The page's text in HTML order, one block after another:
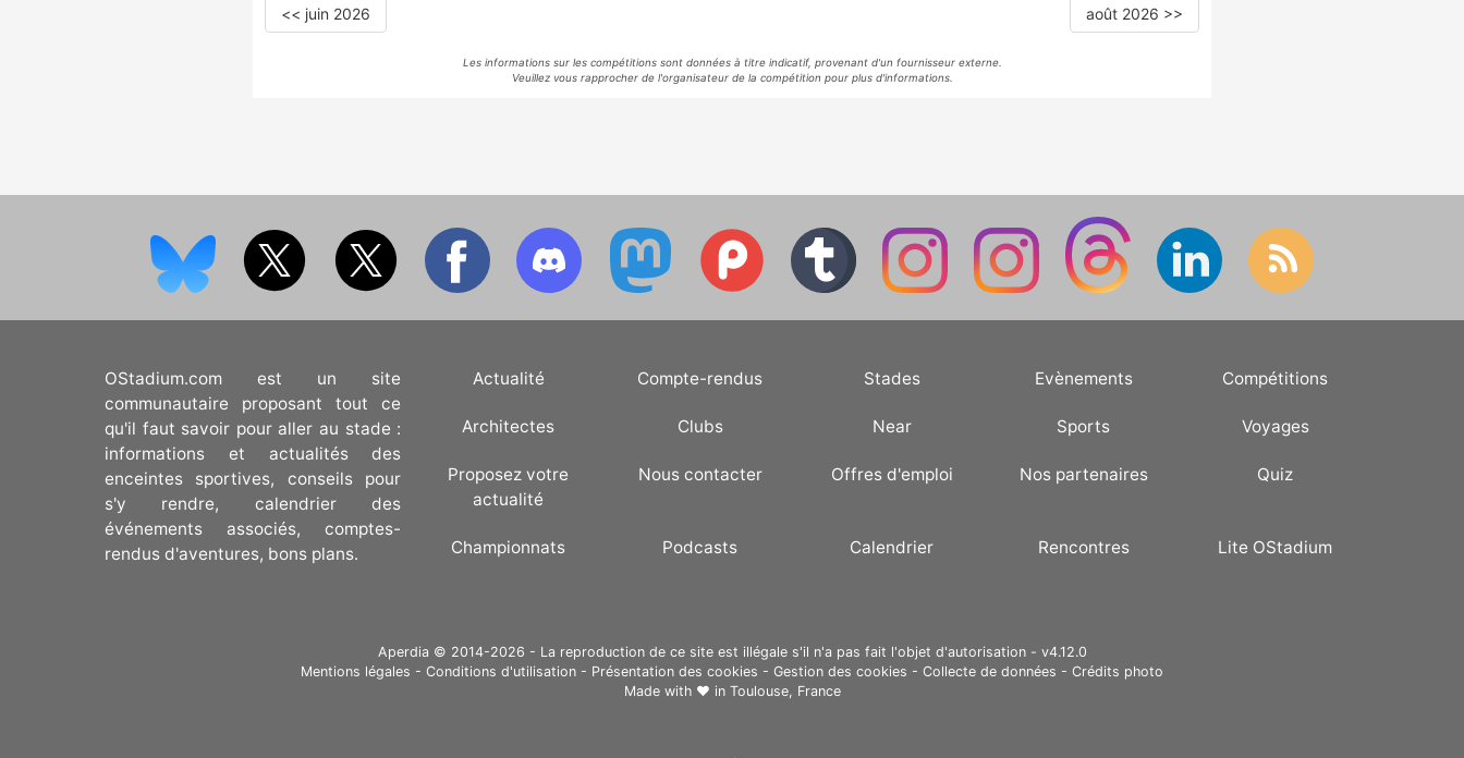
<< juin 2026 août 2026 >>
Les informations sur les compétitions sont données à titre indicatif, provenant d'un fournisseur externe.
Veuillez vous rapprocher de l'organisateur de la compétition pour plus d'informations.
OStadium.com est un site
communautaire proposant tout ce
qu'il faut savoir pour aller au stade :
informations et actualités des
enceintes sportives, conseils pour
s'y rendre, calendrier des
événements associés, comptes-
rendus d'aventures, bons plans.
Actualité Compte-rendus Stades Evènements Compétitions
Architectes Clubs Near Sports Voyages
Proposez votre
actualité
Nous contacter Offres d'emploi Nos partenaires Quiz
Championnats Podcasts Calendrier Rencontres Lite OStadium
Aperdia © 2014-2026 - La reproduction de ce site est illégale s'il n'a pas fait l'objet d'autorisation - v4.12.0
Mentions légales - Conditions d'utilisation - Présentation des cookies - Gestion des cookies - Collecte de données - Crédits photo
Made with ❤ in Toulouse, France